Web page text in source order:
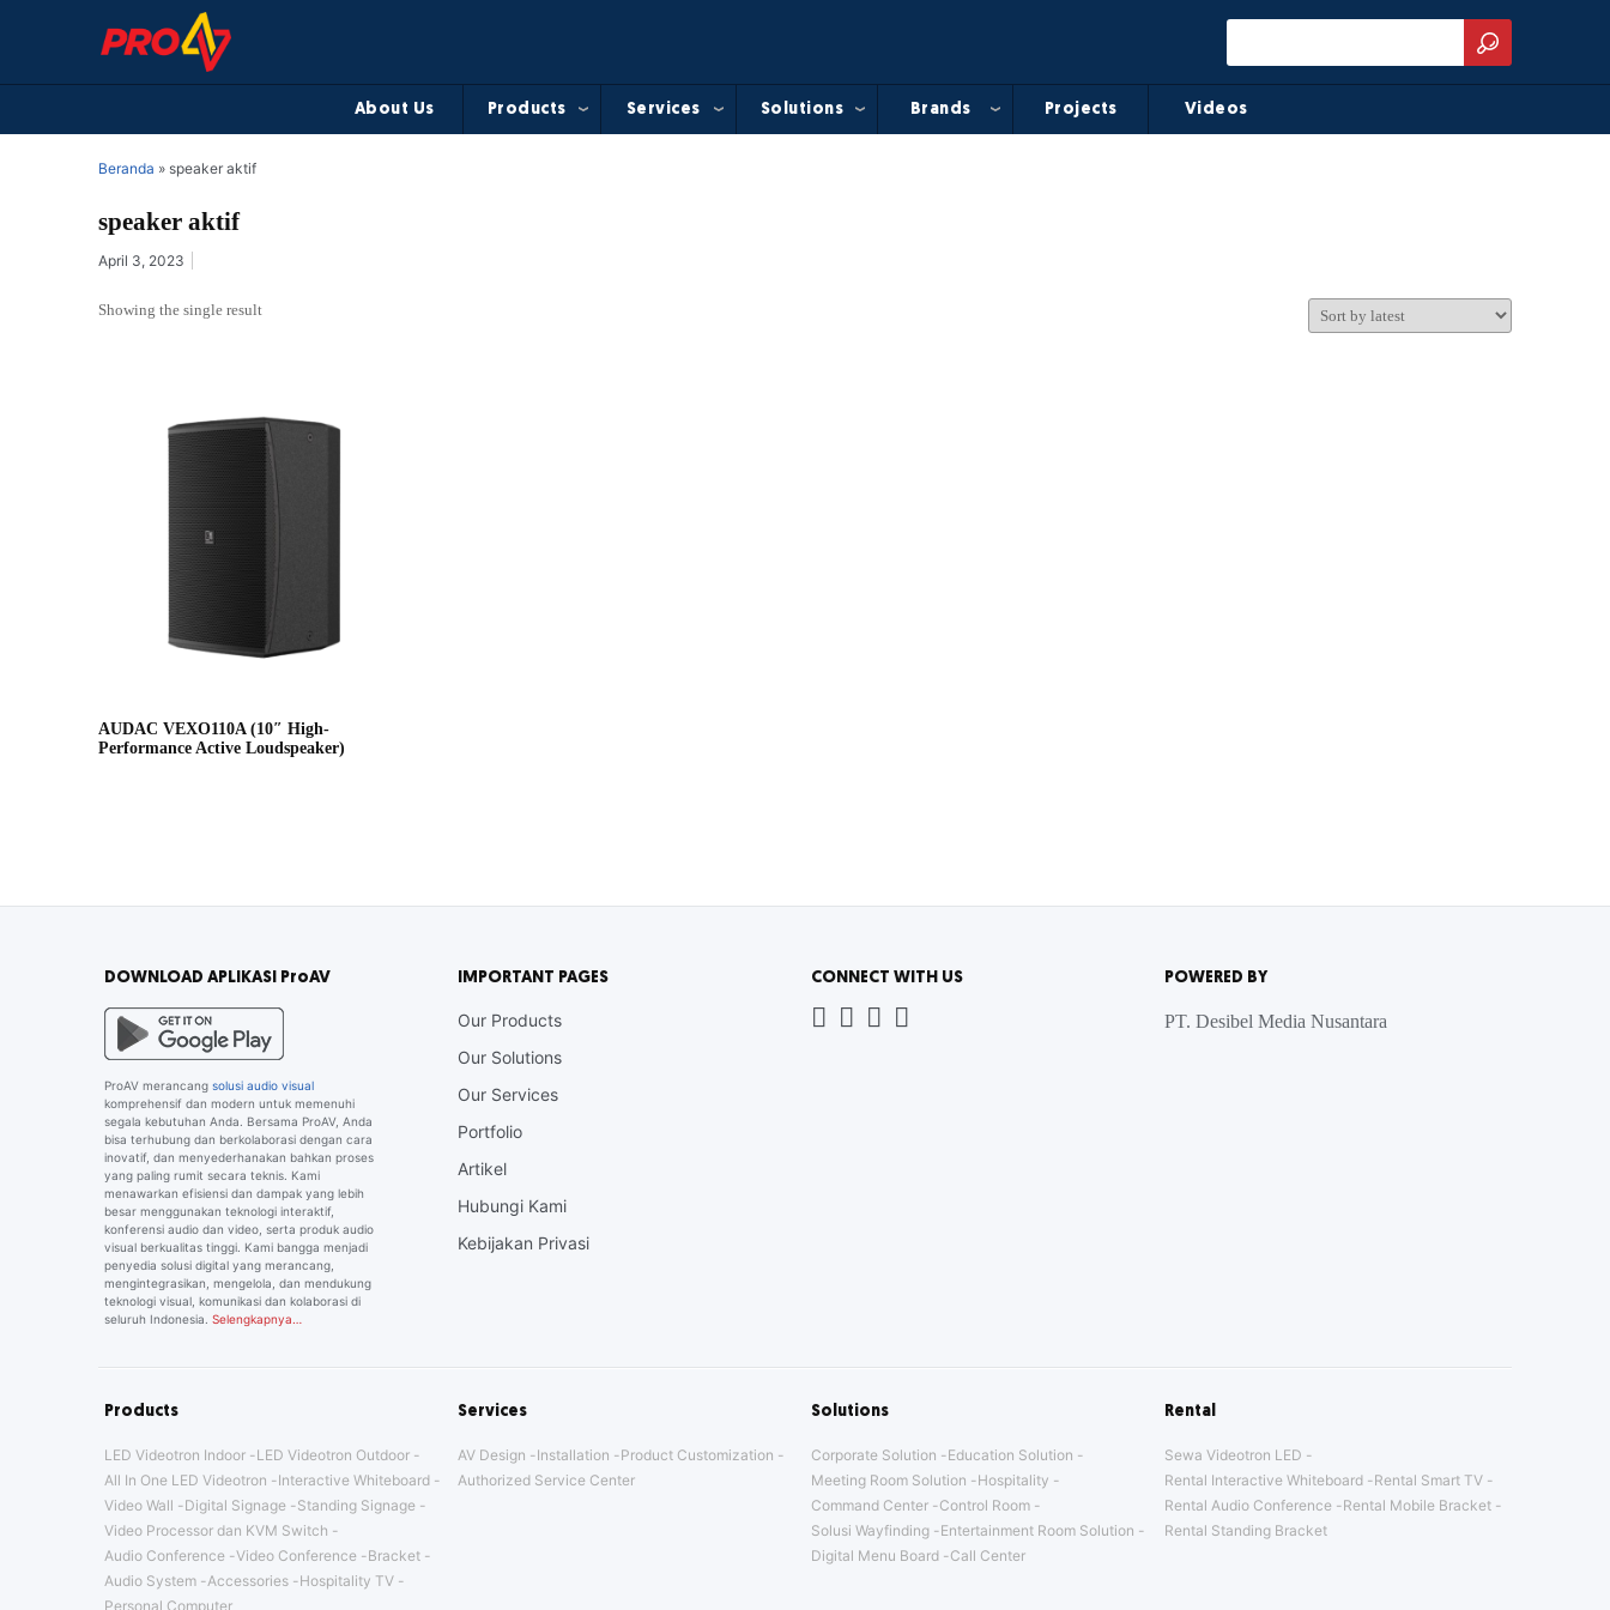
About Us Products Services Solutions Brands Projects Videos
Beranda » speaker aktif
speaker aktif
April 3, 2023
Showing the single result
AUDAC VEXO110A (10″ High-
Performance Active Loudspeaker)
DOWNLOAD APLIKASI ProAV
ProAV merancang solusi audio visual
komprehensif dan modern untuk memenuhi
segala kebutuhan Anda. Bersama ProAV, Anda
bisa terhubung dan berkolaborasi dengan cara
inovatif, dan menyederhanakan bahkan proses
yang paling rumit secara teknis. Kami
menawarkan efisiensi dan dampak yang lebih
besar menggunakan teknologi interaktif,
konferensi audio dan video, serta produk audio
visual berkualitas tinggi. Kami bangga menjadi
penyedia solusi digital yang merancang,
mengintegrasikan, mengelola, dan mendukung
teknologi visual, komunikasi dan kolaborasi di
seluruh Indonesia. Selengkapnya…
IMPORTANT PAGES
Our Products
Our Solutions
Our Services
Portfolio
Artikel
Hubungi Kami
Kebijakan Privasi
CONNECT WITH US POWERED BY
PT. Desibel Media Nusantara
Products
LED Videotron Indoor
LED Videotron Outdoor
All In One LED Videotron
Interactive Whiteboard
Video Wall
Digital Signage
Standing Signage
Video Processor dan KVM Switch
Audio Conference Video Conference
Bracket
Audio System
Accessories
Hospitality TV
Personal Computer
Services
AV Design Installation
Product Customization
Authorized Service Center
Solutions
Corporate Solution
Education Solution
Meeting Room Solution
Hospitality
Command Center
Control Room
Solusi Wayfinding
Entertainment Room Solution
Digital Menu Board
Call Center
Rental
Sewa Videotron LED
Rental Interactive Whiteboard
Rental Smart TV
Rental Audio Conference
Rental Mobile Bracket
Rental Standing Bracket